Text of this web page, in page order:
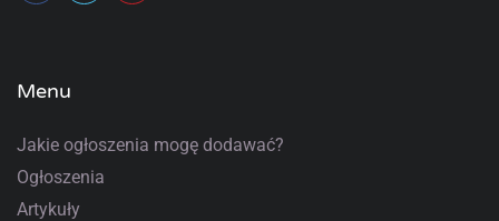
Menu
Jakie ogłoszenia mogę dodawać?
Ogłoszenia
Artykuły